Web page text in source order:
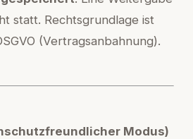
statt. Rechtsgrundlage ist
(Vertragsanbahnung).
Modus)